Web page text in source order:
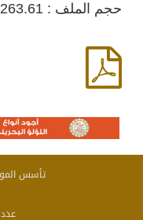
حجم الملف : 263.61 KB
تأسس الموقع
عدد